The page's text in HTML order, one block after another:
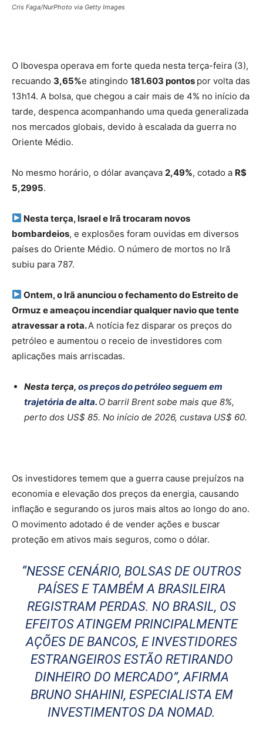
Cris Faga/NurPhoto via Getty Images
O Ibovespa operava em forte queda nesta terça-feira (3),
recuando 3,65%e atingindo 181.603 pontos por volta das
13h14. A bolsa, que chegou a cair mais de 4% no início da
tarde, despenca acompanhando uma queda generalizada
nos mercados globais, devido à escalada da guerra no
Oriente Médio.
No mesmo horário, o dólar avançava 2,49%, cotado a R$
5,2995.
Nesta terça, Israel e Irã trocaram novos
bombardeios, e explosões foram ouvidas em diversos
países do Oriente Médio. O número de mortos no Irã
subiu para 787.
Ontem, o Irã anunciou o fechamento do Estreito de
Ormuz eameaçou incendiar qualquer navio que tente
atravessar a rota.A notícia fez disparar os preços do
petróleo e aumentou o receio de investidores com
aplicações mais arriscadas.
Nesta terça, os preços do petróleo seguem em
trajetória de alta. O barril Brent sobe mais que 8%,
perto dos US$ 85. No início de 2026, custava US$ 60.
Os investidores temem que a guerra cause prejuízos na
economia e elevação dos preços da energia, causando
inflação e segurando os juros mais altos ao longo do ano.
O movimento adotado é de vender ações e buscar
proteção em ativos mais seguros, como o dólar.
“NESSE CENÁRIO, BOLSAS DE OUTROS
PAÍSES E TAMBÉM A BRASILEIRA
REGISTRAM PERDAS. NO BRASIL, OS
EFEITOS ATINGEM PRINCIPALMENTE
AÇÕES DE BANCOS, E INVESTIDORES
ESTRANGEIROS ESTÃO RETIRANDO
DINHEIRO DO MERCADO”, AFIRMA
BRUNO SHAHINI, ESPECIALISTA EM
INVESTIMENTOS DA NOMAD.